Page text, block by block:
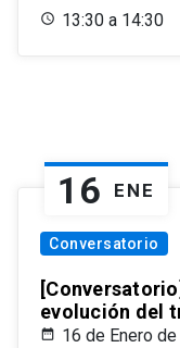
13:30 a 14:30
16 ENE
Conversatorio
evolución del
16 de Enero